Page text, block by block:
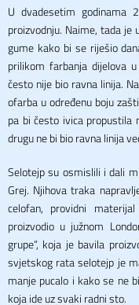
U dvadesetim godinama
proizvodnju. Naime, tada
gume kako bi se riješio
prilikom farbanja dijelova
često nije bio ravna linija.
ofarba u određenu boju
pa bi često ivica propustila
drugu ne bi bio ravna linija
Selotejp su osmislili i dali
Grej. Njihova traka
celofan, providni
proizvodio u južnom
grupe“, koja je bavila
svjetskog rata selotejp je
manje pucalo i kako se ne
koja ide uz svaki radni sto.